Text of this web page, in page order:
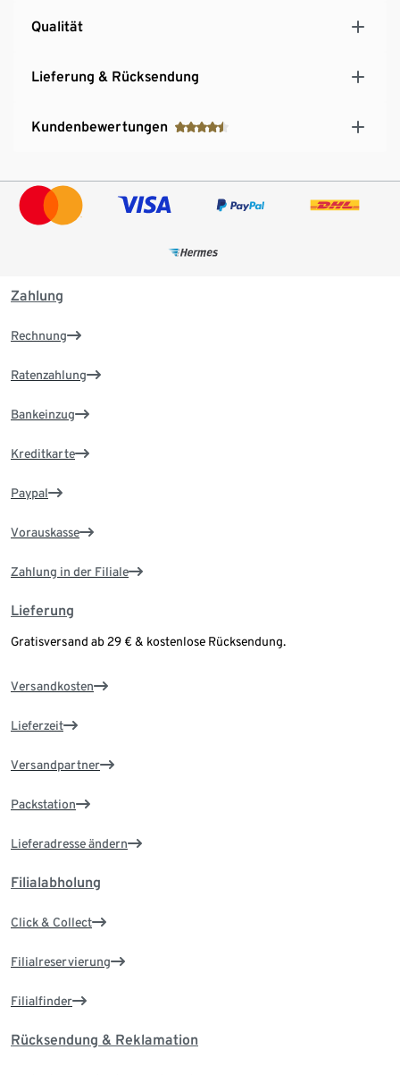
Qualität
Lieferung & Rücksendung
Kundenbewertungen
Zahlung
Rechnung
Ratenzahlung
Bankeinzug
Kreditkarte
Paypal
Vorauskasse
Zahlung in der Filiale
Lieferung
Gratisversand ab 29 € & kostenlose Rücksendung.
Versandkosten
Lieferzeit
Versandpartner
Packstation
Lieferadresse ändern
Filialabholung
Click & Collect
Filialreservierung
Filialfinder
Rücksendung & Reklamation